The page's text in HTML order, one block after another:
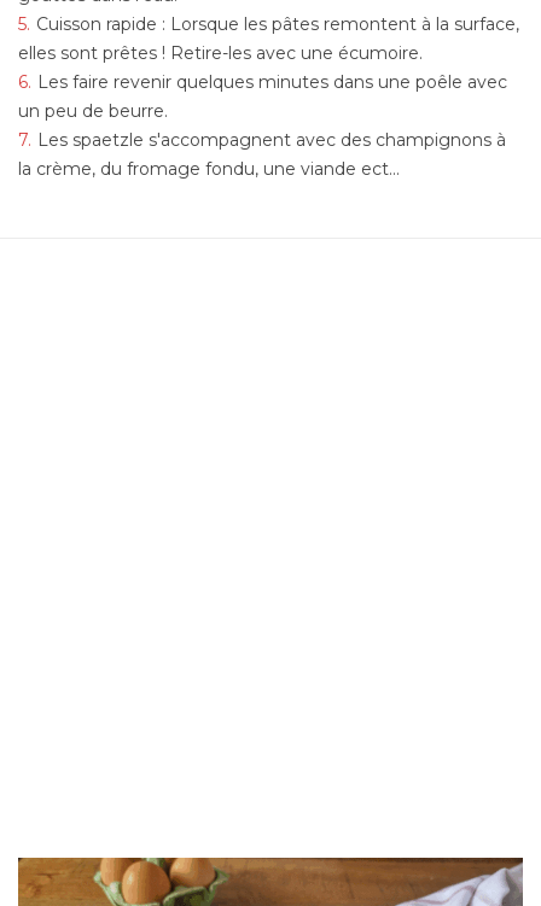
Cuisson rapide : Lorsque les pâtes remontent à la surface,
elles sont prêtes ! Retire-les avec une écumoire.
Les faire revenir quelques minutes dans une poêle avec
un peu de beurre.
Les spaetzle s'accompagnent avec des champignons à
la crème, du fromage fondu, une viande ect...